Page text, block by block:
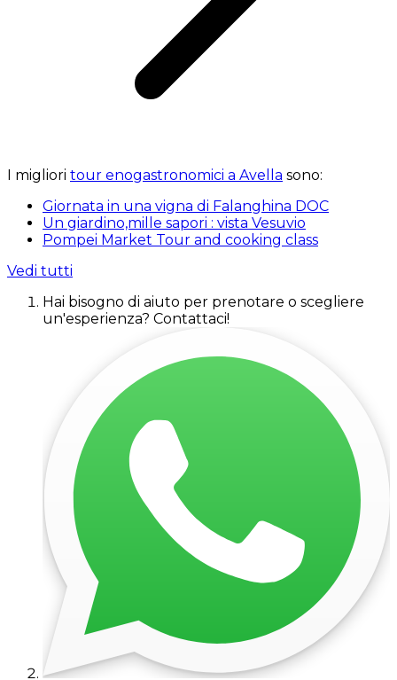
I migliori tour enogastronomici a Avella sono:
Giornata in una vigna di Falanghina DOC
Un giardino,mille sapori : vista Vesuvio
Pompei Market Tour and cooking class
Vedi tutti
Hai bisogno di aiuto per prenotare o scegliere
un'esperienza? Contattaci!